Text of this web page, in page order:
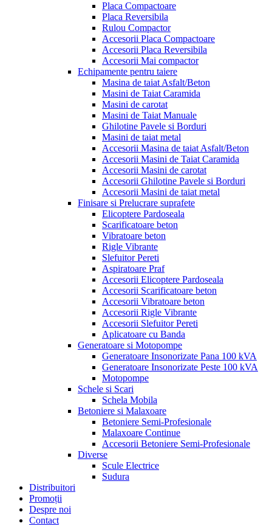
Placa Compactoare
Placa Reversibila
Rulou Compactor
Accesorii Placa Compactoare
Accesorii Placa Reversibila
Accesorii Mai compactor
Echipamente pentru taiere
Masina de taiat Asfalt/Beton
Masini de Taiat Caramida
Masini de carotat
Masini de Taiat Manuale
Ghilotine Pavele si Borduri
Masini de taiat metal
Accesorii Masina de taiat Asfalt/Beton
Accesorii Masini de Taiat Caramida
Accesorii Masini de carotat
Accesorii Ghilotine Pavele si Borduri
Accesorii Masini de taiat metal
Finisare si Prelucrare suprafete
Elicoptere Pardoseala
Scarificatoare beton
Vibratoare beton
Rigle Vibrante
Slefuitor Pereti
Aspiratoare Praf
Accesorii Elicoptere Pardoseala
Accesorii Scarificatoare beton
Accesorii Vibratoare beton
Accesorii Rigle Vibrante
Accesorii Slefuitor Pereti
Aplicatoare cu Banda
Generatoare si Motopompe
Generatoare Insonorizate Pana 100 kVA
Generatoare Insonorizate Peste 100 kVA
Motopompe
Schele si Scari
Schela Mobila
Betoniere si Malaxoare
Betoniere Semi-Profesionale
Malaxoare Continue
Accesorii Betoniere Semi-Profesionale
Diverse
Scule Electrice
Sudura
Distribuitori
Promoții
Despre noi
Contact